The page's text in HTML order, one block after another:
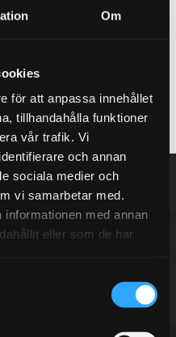
Om
för att anpassa innehållet
tillhandahålla funktioner
vår trafik. Vi
och annan
sociala medier och
vi samarbetar med.
med annan
eller som de har